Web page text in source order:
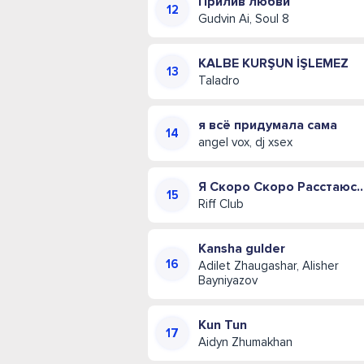
Gudvin Ai, Soul 8
KALBE KURŞUN İŞLEMEZ
Taladro
я всё придумала сама
angel vox, dj xsex
Я Скоро Скоро
Riff Club
Kansha gulder
Adilet Zhaugashar, Alisher
Bayniyazov
Kun Tun
Aidyn Zhumakhan